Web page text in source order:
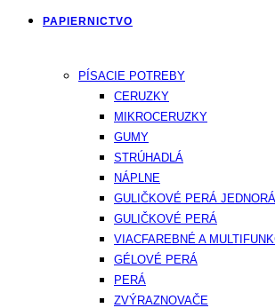
PAPIERNICTVO
PÍSACIE POTREBY
CERUZKY
MIKROCERUZKY
GUMY
STRÚHADLÁ
NÁPLNE
GULIČKOVÉ PERÁ
GULIČKOVÉ PERÁ
VIACFAREBNÉ A
GÉLOVÉ PERÁ
PERÁ
ZVÝRAZNOVAČE